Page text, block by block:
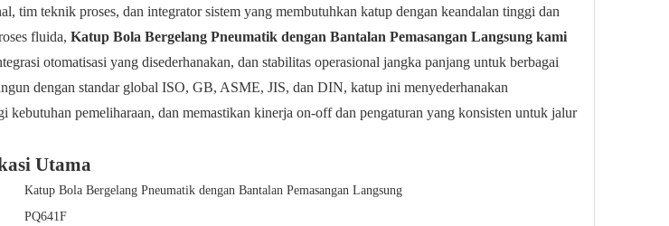
tim teknik proses, dan integrator sistem yang membutuhkan katup dengan keandalan tinggi dan
fluida, Katup Bola Bergelang Pneumatik dengan Bantalan Pemasangan Langsung kami
otomatisasi yang disederhanakan, dan stabilitas operasional jangka panjang untuk berbagai
dengan standar global ISO, GB, ASME, JIS, dan DIN, katup ini menyederhanakan
kebutuhan pemeliharaan, dan memastikan kinerja on-off dan pengaturan yang konsisten untuk jalur
Utama
Katup Bola Bergelang Pneumatik dengan Bantalan Pemasangan Langsung
PQ641F